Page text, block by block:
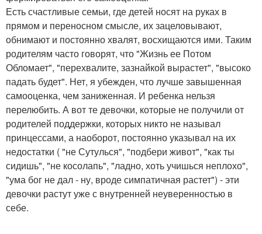
Есть счастливые семьи, где детей носят на руках в
прямом и переносном смысле, их зацеловывают,
обнимают и постоянно хвалят, восхищаются ими. Таким
родителям часто говорят, что "Жизнь ее Потом
Обломает", "перехвалите, зазнайкой вырастет", "высоко
падать будет". Нет, я убежден, что лучше завышенная
самооценка, чем заниженная. И ребенка нельзя
перелюбить. А вот те девочки, которые не получили от
родителей поддержки, которых никто не называл
принцессами, а наоборот, постоянно указывал на их
недостатки ( "не Сутулься", "подбери живот", "как ты
сидишь", "не косолапь", "ладно, хоть учишься неплохо",
"ума бог не дал - ну, вроде симпатичная растет") - эти
девочки растут уже с внутренней неуверенностью в
себе.